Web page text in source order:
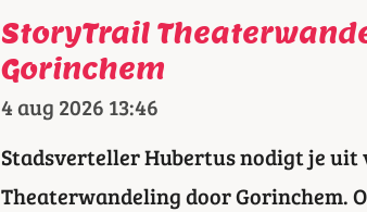
StoryTrail
Gorinchem
4 aug 2026 13:46
Stadsverteller Hubertus nodigt je uit
Theaterwandeling door Gorinchem.